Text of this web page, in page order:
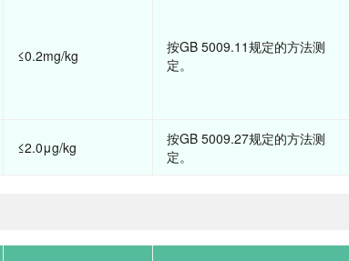
≤0.2mg/kg
按GB 5009.11规定的方法测
定。
≤2.0μg/kg
按GB 5009.27规定的方法测
定。